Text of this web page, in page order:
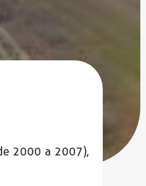
2000 a 2007),